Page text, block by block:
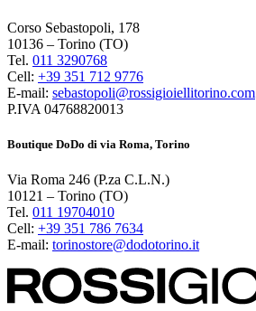
Corso Sebastopoli, 178
10136 – Torino (TO)
Tel. 011 3290768
Cell: +39 351 712 9776
E-mail: sebastopoli@rossigioiellitorino.com
P.IVA 04768820013
Boutique DoDo di via Roma, Torino
Via Roma 246 (P.za C.L.N.)
10121 – Torino (TO)
Tel. 011 19704010
Cell: +39 351 786 7634
E-mail: torinostore@dodotorino.it